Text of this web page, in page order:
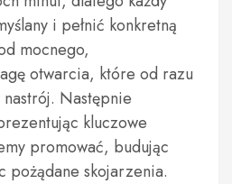
i pełnić konkretną
mocnego,
otwarcia, które od razu
Następnie
kluczowe
promować, budując
pożądane skojarzenia.